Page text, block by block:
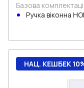
Базова
Ручка віконна
НАЦ. КЕШБЕК